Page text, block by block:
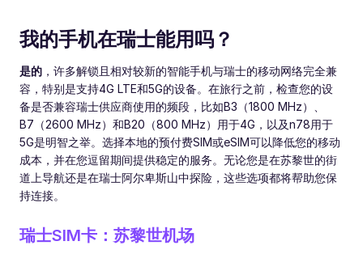
我的手机在瑞士能用吗？
是的 ，许多解锁且相对较新的智能手机与瑞士的移动网络完全兼
容，特别是支持4G LTE和5G的设备。在旅行之前，检查您的设
备是否兼容瑞士供应商使用的频段，比如B3（1800 MHz）、
B7（2600 MHz）和B20（800 MHz）用于4G，以及n78用于
5G是明智之举。选择本地的预付费SIM或eSIM可以降低您的移动
成本，并在您逗留期间提供稳定的服务。无论您是在苏黎世的街
道上导航还是在瑞士阿尔卑斯山中探险，这些选项都将帮助您保
持连接。
瑞士SIM卡：苏黎世机场